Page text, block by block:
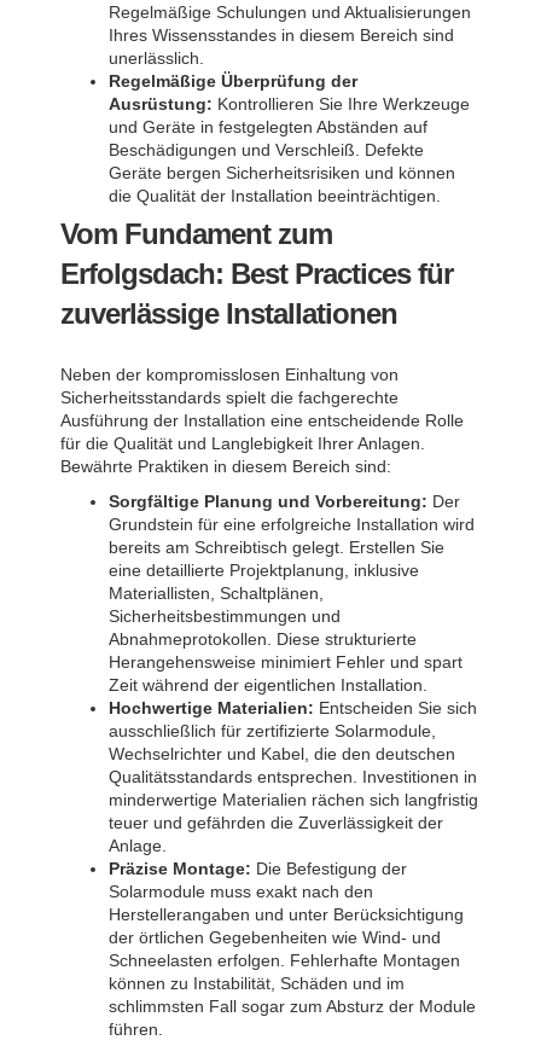
Regelmäßige Schulungen und Aktualisierungen
Ihres Wissensstandes in diesem Bereich sind
unerlässlich.
Regelmäßige Überprüfung der
Ausrüstung: Kontrollieren Sie Ihre Werkzeuge
und Geräte in festgelegten Abständen auf
Beschädigungen und Verschleiß. Defekte
Geräte bergen Sicherheitsrisiken und können
die Qualität der Installation beeinträchtigen.
Vom Fundament zum
Erfolgsdach: Best Practices für
zuverlässige Installationen
Neben der kompromisslosen Einhaltung von
Sicherheitsstandards spielt die fachgerechte
Ausführung der Installation eine entscheidende Rolle
für die Qualität und Langlebigkeit Ihrer Anlagen.
Bewährte Praktiken in diesem Bereich sind:
Sorgfältige Planung und Vorbereitung: Der
Grundstein für eine erfolgreiche Installation wird
bereits am Schreibtisch gelegt. Erstellen Sie
eine detaillierte Projektplanung, inklusive
Materiallisten, Schaltplänen,
Sicherheitsbestimmungen und
Abnahmeprotokollen. Diese strukturierte
Herangehensweise minimiert Fehler und spart
Zeit während der eigentlichen Installation.
Hochwertige Materialien: Entscheiden Sie sich
ausschließlich für zertifizierte Solarmodule,
Wechselrichter und Kabel, die den deutschen
Qualitätsstandards entsprechen. Investitionen in
minderwertige Materialien rächen sich langfristig
teuer und gefährden die Zuverlässigkeit der
Anlage.
Präzise Montage: Die Befestigung der
Solarmodule muss exakt nach den
Herstellerangaben und unter Berücksichtigung
der örtlichen Gegebenheiten wie Wind- und
Schneelasten erfolgen. Fehlerhafte Montagen
können zu Instabilität, Schäden und im
schlimmsten Fall sogar zum Absturz der Module
führen.